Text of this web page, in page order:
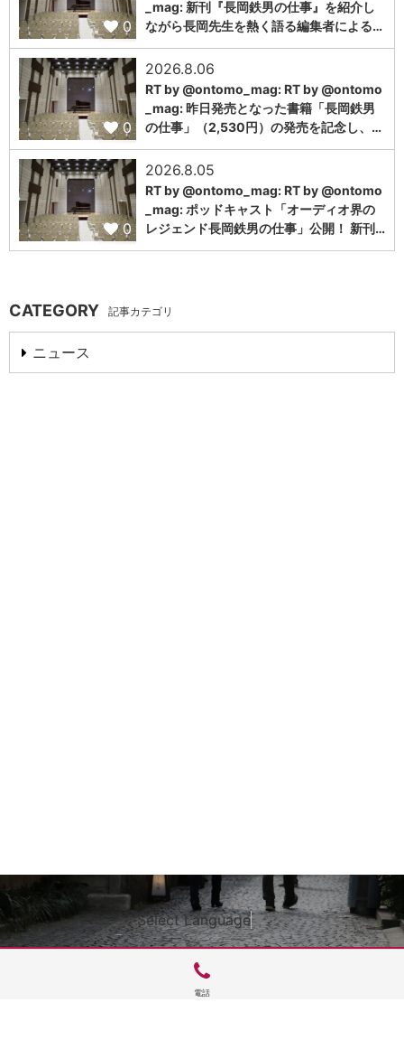
0
_mag: 新刊『長岡鉄男の仕事』を紹介し
ながら長岡先生を熱く語る編集者による…
0
2026.8.06
RT by @ontomo_mag: RT by @ontomo
_mag: 昨日発売となった書籍「長岡鉄男
の仕事」（2,530円）の発売を記念し、…
0
2026.8.05
RT by @ontomo_mag: RT by @ontomo
_mag: ポッドキャスト「オーディオ界の
レジェンド長岡鉄男の仕事」公開！ 新刊…
CATEGORY 記事カテゴリ
ニュース
Select Language▼
電話